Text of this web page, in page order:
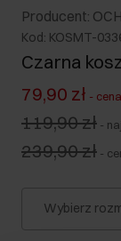
Producent:
Kod: KOSMT-
Czarna
79,90 zł -
119,90 zł -
239,90 zł -
Wybierz